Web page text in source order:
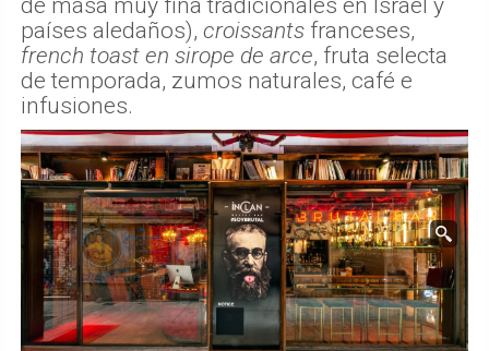
países aledaños), croissants franceses,
french toast en sirope de arce, fruta selecta
de temporada, zumos naturales, café e
infusiones.